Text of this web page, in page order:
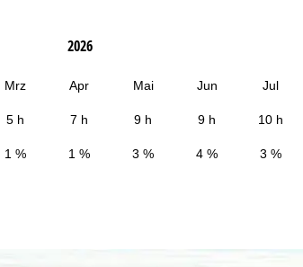
2026
Mrz Apr Mai Jun Jul
5 h 7 h 9 h 9 h 10 h
1 % 1 % 3 % 4 % 3 %